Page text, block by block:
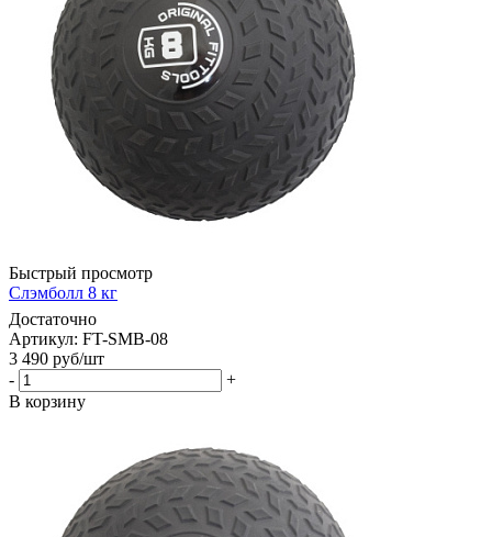
Быстрый просмотр
Слэмболл 8 кг
Достаточно
Артикул: FT-SMB-08
3 490 руб/шт
-
+
В корзину